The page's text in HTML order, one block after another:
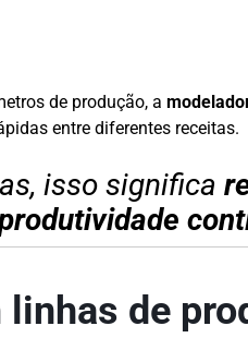
de produção, a
entre diferentes receitas.
isso significa
de